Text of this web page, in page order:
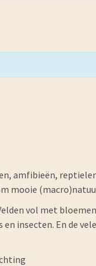
amfibieën,
mooie
vol met
insecten. En de